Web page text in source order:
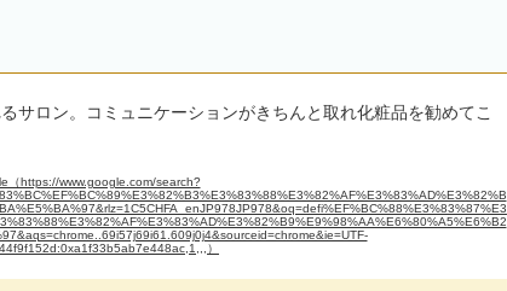
サロン。コミュニケーションがきちんと取れ化粧品を勧めてこ
（https://www.google.com/search?
）